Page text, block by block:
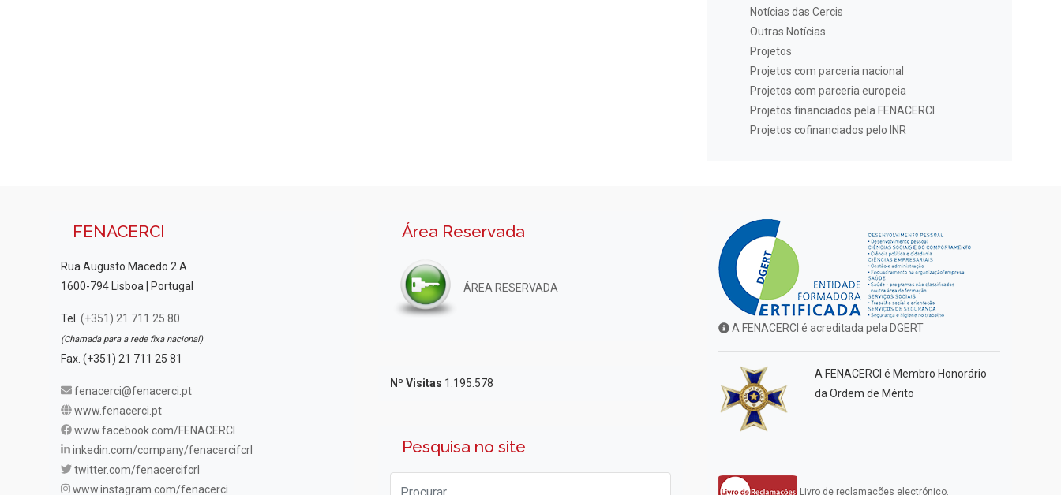
Notícias das Cercis
Outras Notícias
Projetos
Projetos com parceria nacional
Projetos com parceria europeia
Projetos financiados pela FENACERCI
Projetos cofinanciados pelo INR
FENACERCI
Rua Augusto Macedo 2 A
1600-794 Lisboa | Portugal
Tel. (+351) 21 711 25 80
(Chamada para a rede fixa nacional)
Fax. (+351) 21 711 25 81
fenacerci@fenacerci.pt
www.fenacerci.pt
www.facebook.com/FENACERCI
inkedin.com/company/fenacercifcrl
twitter.com/fenacercifcrl
www.instagram.com/fenacerci
Área Reservada
ÁREA RESERVADA
Nº Visitas 1.195.578
Pesquisa no site
A FENACERCI é acreditada pela DGERT
A FENACERCI é Membro Honorário
da Ordem de Mérito
Livro de reclamações electrónico.